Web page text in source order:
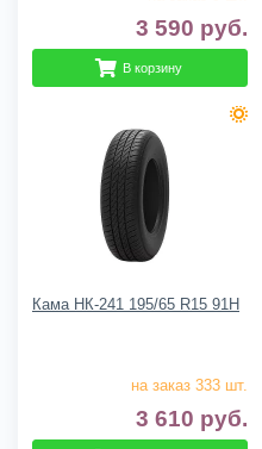
3 590 руб.
В корзину
Кама НК-241 195/65 R15 91H
на заказ 333 шт.
3 610 руб.